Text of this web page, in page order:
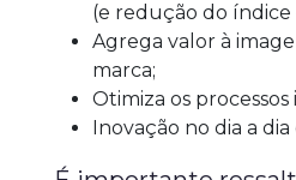
(e redução do
Agrega valor à
marca;
Otimiza os processos
Inovação no dia a